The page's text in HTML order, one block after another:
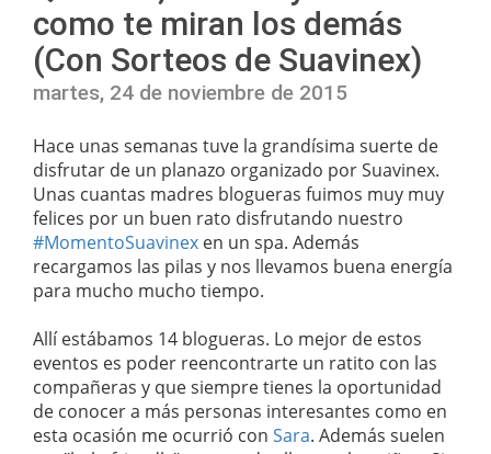
como te miran los demás
(Con Sorteos de Suavinex)
martes, 24 de noviembre de 2015
Hace unas semanas tuve la grandísima suerte de
disfrutar de un planazo organizado por Suavinex.
Unas cuantas madres blogueras fuimos muy muy
felices por un buen rato disfrutando nuestro
#MomentoSuavinex en un spa. Además
recargamos las pilas y nos llevamos buena energía
para mucho mucho tiempo.
Allí estábamos 14 blogueras. Lo mejor de estos
eventos es poder reencontrarte un ratito con las
compañeras y que siempre tienes la oportunidad
de conocer a más personas interesantes como en
esta ocasión me ocurrió con Sara. Además suelen